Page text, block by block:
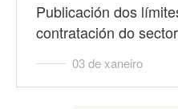
Publicación dos
contratación do
03 de xaneiro